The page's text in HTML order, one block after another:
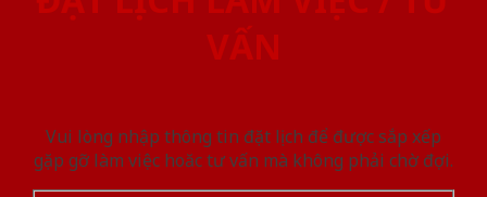
VẤN
Vui lòng nhập thông tin đặt lịch để được sắp xếp
gặp gỡ làm việc hoăc tư vấn mà không phải chờ đợi.